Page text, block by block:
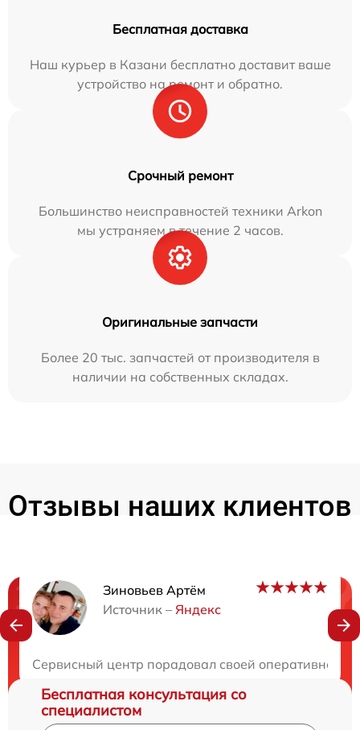
Бесплатная доставка
Наш курьер в Казани бесплатно доставит ваше
устройство на ремонт и обратно.
Срочный ремонт
Большинство неисправностей техники Arkon
мы устраняем в течение 2 часов.
Оригинальные запчасти
Более 20 тыс. запчастей от производителя в
наличии на собственных складах.
Отзывы наших клиентов
Зиновьев Артём
Источник – Яндекс
Сервисный центр порадовал своей
Нужна консультация?
Бесплатная консультация со
специалистом